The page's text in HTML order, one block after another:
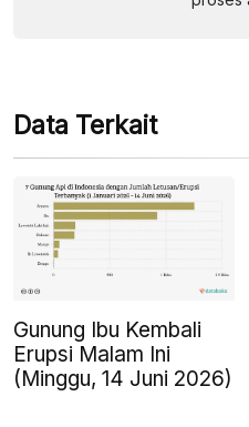
Data Terkait
Gunung Ibu Kembali
Erupsi Malam Ini
(Minggu, 14 Juni 2026)